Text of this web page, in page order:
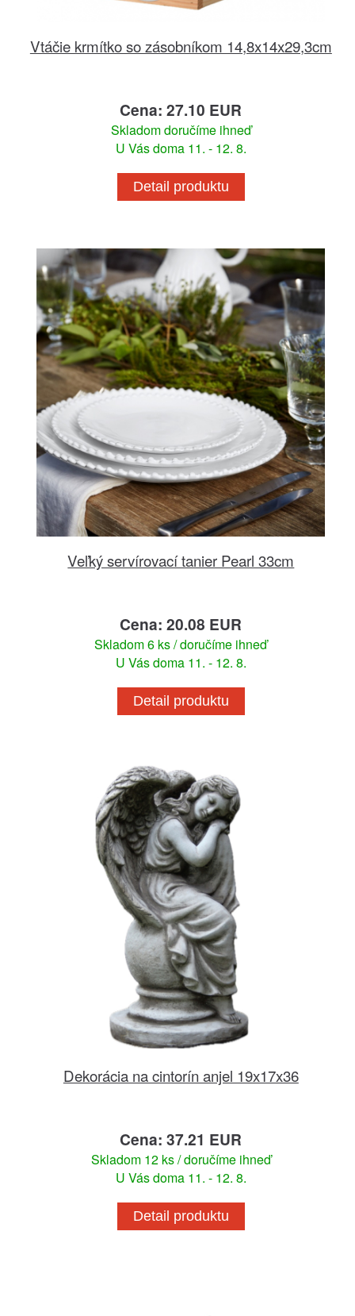
Vtáčie krmítko so zásobníkom 14,8x14x29,3cm
Cena: 27.10 EUR
Skladom doručíme ihneď
U Vás doma 11. - 12. 8.
Detail produktu
Veľký servírovací tanier Pearl 33cm
Cena: 20.08 EUR
Skladom 6 ks / doručíme ihneď
U Vás doma 11. - 12. 8.
Detail produktu
Dekorácia na cintorín anjel 19x17x36
Cena: 37.21 EUR
Skladom 12 ks / doručíme ihneď
U Vás doma 11. - 12. 8.
Detail produktu